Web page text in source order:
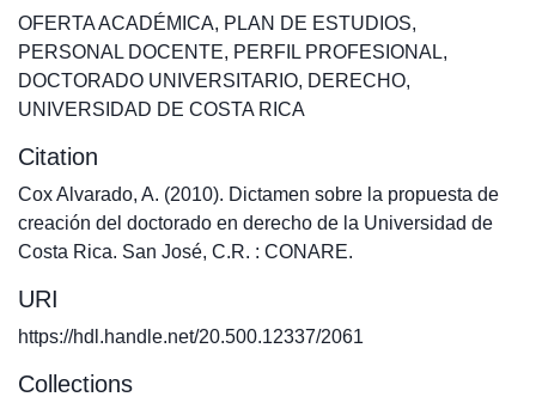
OFERTA ACADÉMICA, PLAN DE ESTUDIOS,
PERSONAL DOCENTE, PERFIL PROFESIONAL,
DOCTORADO UNIVERSITARIO, DERECHO,
UNIVERSIDAD DE COSTA RICA
Citation
Cox Alvarado, A. (2010). Dictamen sobre la propuesta de
creación del doctorado en derecho de la Universidad de
Costa Rica. San José, C.R. : CONARE.
URI
https://hdl.handle.net/20.500.12337/2061
Collections